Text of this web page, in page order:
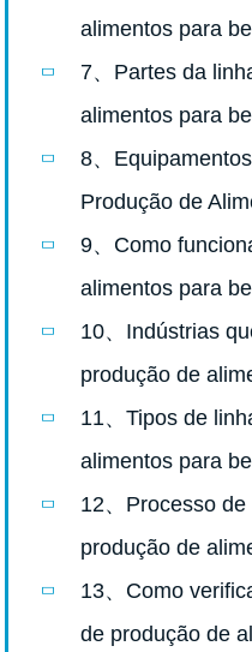
alimentos para
7、Partes da
alimentos para
8、
Produção de
9、Como
alimentos para
10、Indústrias
produção de
11、Tipos de
alimentos para
12、Processo
produção de
13、Como
de produção de